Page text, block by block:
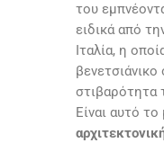
του
ειδικά από
Ιταλία, η
στιβαρότητα
Είναι αυτό το